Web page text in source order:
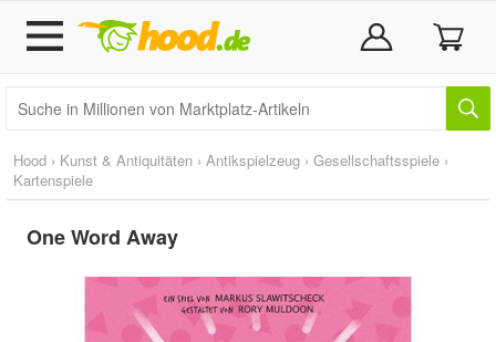
Hood › Kunst & Antiquitäten › Antikspielzeug › Gesellschaftsspiele ›
Kartenspiele
One Word Away